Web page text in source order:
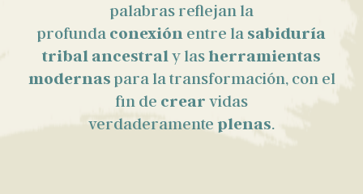
palabras reflejan la
profunda conexión entre la sabiduría
tribal ancestraly lasherramientas
modernas para la transformación, con el
fin de crear vidas
verdaderamente plenas.